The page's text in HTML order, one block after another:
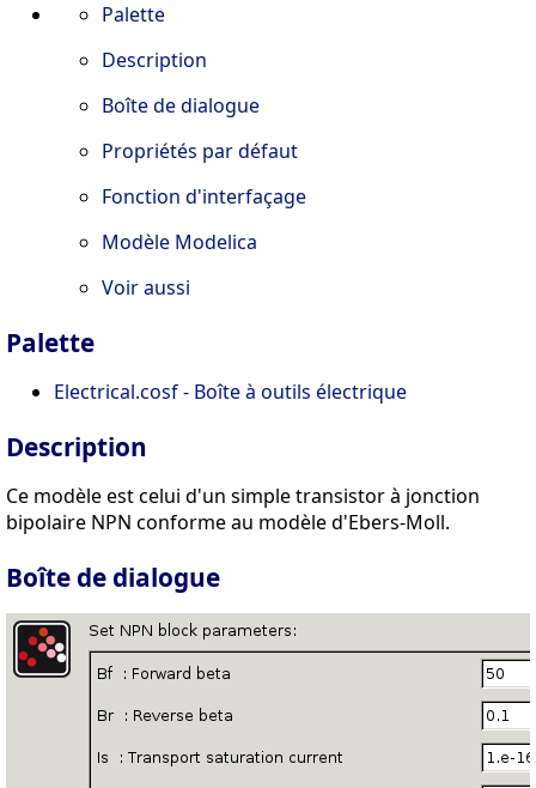
Palette
Description
Boîte de dialogue
Propriétés par défaut
Fonction d'interfaçage
Modèle Modelica
Voir aussi
Palette
Electrical.cosf - Boîte à outils électrique
Description
Ce modèle est celui d'un simple transistor à jonction
bipolaire NPN conforme au modèle d'Ebers-Moll.
Boîte de dialogue